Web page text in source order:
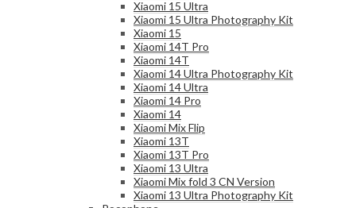
Xiaomi 15 Ultra
Xiaomi 15 Ultra Photography Kit
Xiaomi 15
Xiaomi 14T Pro
Xiaomi 14T
Xiaomi 14 Ultra Photography Kit
Xiaomi 14 Ultra
Xiaomi 14 Pro
Xiaomi 14
Xiaomi Mix Flip
Xiaomi 13T
Xiaomi 13T Pro
Xiaomi 13 Ultra
Xiaomi Mix fold 3 CN Version
Xiaomi 13 Ultra Photography Kit